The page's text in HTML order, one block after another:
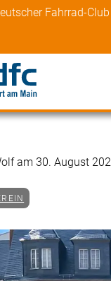
Fahrrad-
am 30. August